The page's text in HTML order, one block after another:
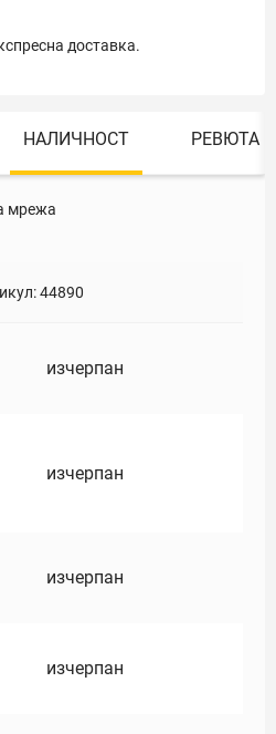
доставка.
НАЛИЧНОСТ РЕВЮТА
мрежа
44890
изчерпан
изчерпан
изчерпан
изчерпан